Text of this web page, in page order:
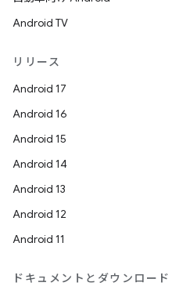
Android TV
リリース
Android 17
Android 16
Android 15
Android 14
Android 13
Android 12
Android 11
ドキュメントとダウンロード